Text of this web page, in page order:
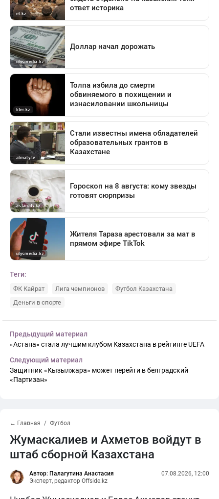
Теги:
ФК Кайрат Лига чемпионов
Футбол Казахстана
Деньги в спорте
Предыдущий материал
«Астана» стала лучшим клубом Казахстана в рейтинге UEFA
Следующий материал
Защитник «Кызылжара» может перейти в белградский
«Партизан»
← Главная Футбол
Жумаскалиев и Ахметов войдут в
штаб сборной Казахстана
Автор: Палагутина Анастасия
Эксперт, редактор Offside.kz
07.08.2026, 12:00